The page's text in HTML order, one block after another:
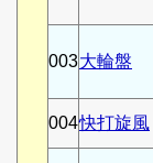
003大輪盤
004快打旋風